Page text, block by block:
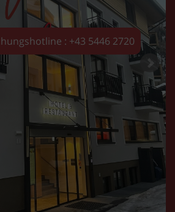
: +43 5446 2720